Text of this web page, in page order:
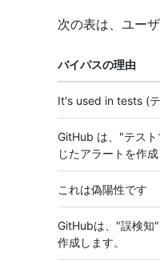
次の表は、ユー
バイパスの理由
It's used in tests (
GitHub は、"テス
じたアラートを作成
これは偽陽性です
GitHubは、"誤検知
作成します。